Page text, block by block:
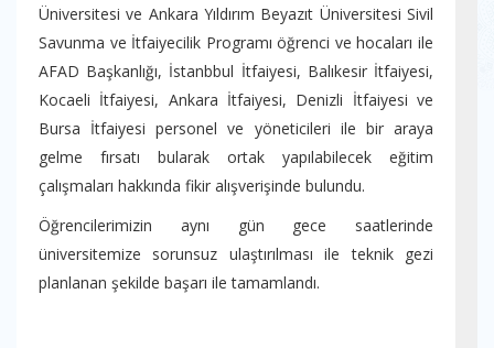
Üniversitesi ve Ankara Yıldırım Beyazıt Üniversitesi Sivil
Savunma ve İtfaiyecilik Programı öğrenci ve hocaları ile
AFAD Başkanlığı, İstanbbul İtfaiyesi, Balıkesir İtfaiyesi,
Kocaeli İtfaiyesi, Ankara İtfaiyesi, Denizli İtfaiyesi ve
Bursa İtfaiyesi personel ve yöneticileri ile bir araya
gelme fırsatı bularak ortak yapılabilecek eğitim
çalışmaları hakkında fikir alışverişinde bulundu.
Öğrencilerimizin aynı gün gece saatlerinde
üniversitemize sorunsuz ulaştırılması ile teknik gezi
planlanan şekilde başarı ile tamamlandı.